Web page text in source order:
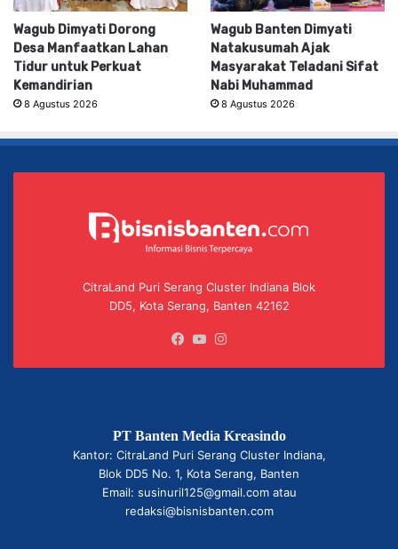
Wagub Dimyati Dorong
Desa Manfaatkan Lahan
Tidur untuk Perkuat
Kemandirian
8 Agustus 2026
Wagub Banten Dimyati
Natakusumah Ajak
Masyarakat Teladani Sifat
Nabi Muhammad
8 Agustus 2026
CitraLand Puri Serang Cluster Indiana Blok
DD5, Kota Serang, Banten 42162
Facebook
YouTube
PT Banten Media Kreasindo
Kantor: CitraLand Puri Serang Cluster Indiana,
Blok DD5 No. 1, Kota Serang, Banten
Email: susinuril125@gmail.com atau
redaksi@bisnisbanten.com